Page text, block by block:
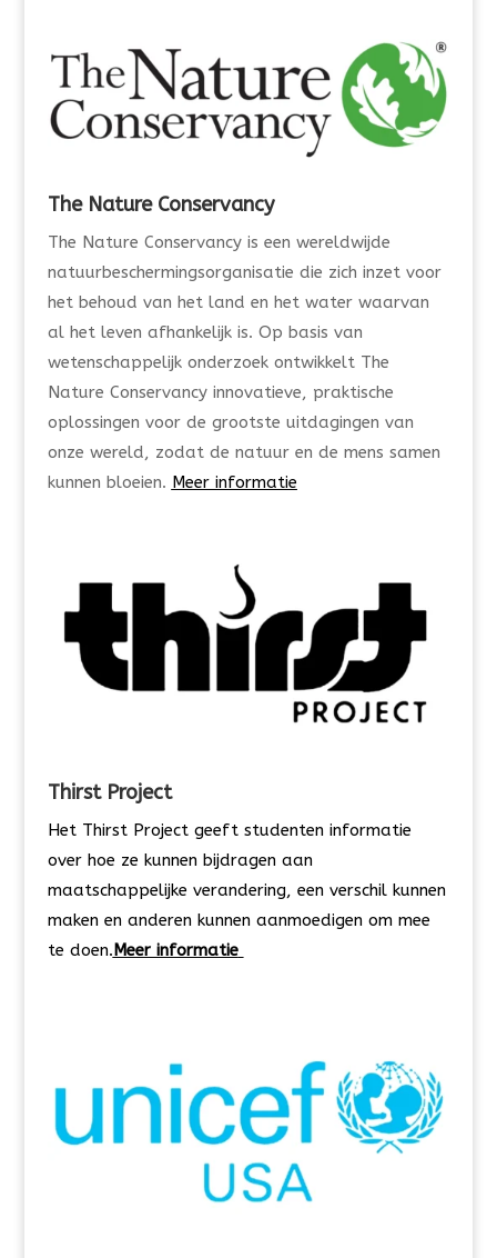
The Nature Conservancy
The Nature Conservancy is een wereldwijde
natuurbeschermingsorganisatie die zich inzet voor
het behoud van het land en het water waarvan
al het leven afhankelijk is. Op basis van
wetenschappelijk onderzoek ontwikkelt The
Nature Conservancy innovatieve, praktische
oplossingen voor de grootste uitdagingen van
onze wereld, zodat de natuur en de mens samen
kunnen bloeien. Meer informatie
Thirst Project
Het Thirst Project geeft studenten informatie
over hoe ze kunnen bijdragen aan
maatschappelijke verandering, een verschil kunnen
maken en anderen kunnen aanmoedigen om mee
te doen.Meer informatie